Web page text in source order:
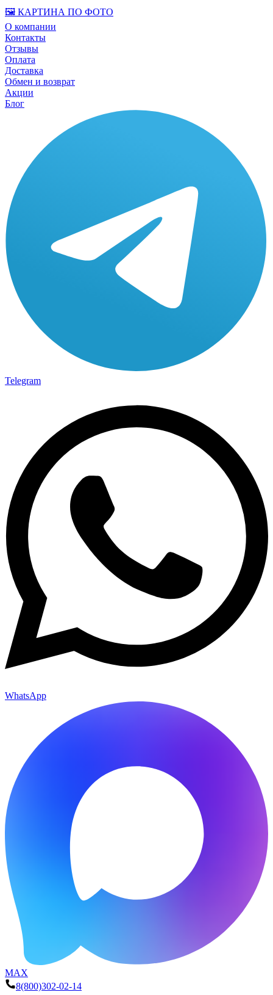
🖼️ КАРТИНА ПО ФОТО
О компании
Контакты
Отзывы
Оплата
Доставка
Обмен и возврат
Акции
Блог
Telegram
WhatsApp
MAX
8(800)302-02-14